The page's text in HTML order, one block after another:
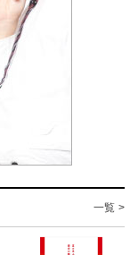
一覧 >